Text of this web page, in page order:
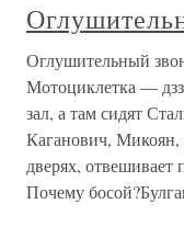
Оглушительный
Мотоциклетка —
зал, а там сидят
Каганович, Микоян,
дверях, отвешивает
Почему